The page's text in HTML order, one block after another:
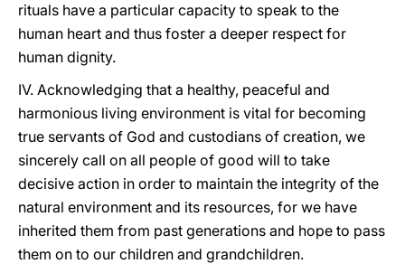
rituals have a particular capacity to speak to the
human heart and thus foster a deeper respect for
human dignity.
IV. Acknowledging that a healthy, peaceful and
harmonious living environment is vital for becoming
true servants of God and custodians of creation, we
sincerely call on all people of good will to take
decisive action in order to maintain the integrity of the
natural environment and its resources, for we have
inherited them from past generations and hope to pass
them on to our children and grandchildren.